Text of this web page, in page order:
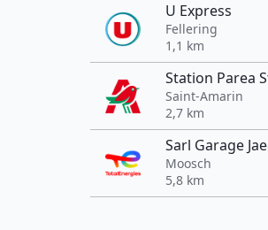
U Express
Fellering
1,1 km
Station Parea
Saint-Amarin
2,7 km
Sarl Garage
Moosch
5,8 km